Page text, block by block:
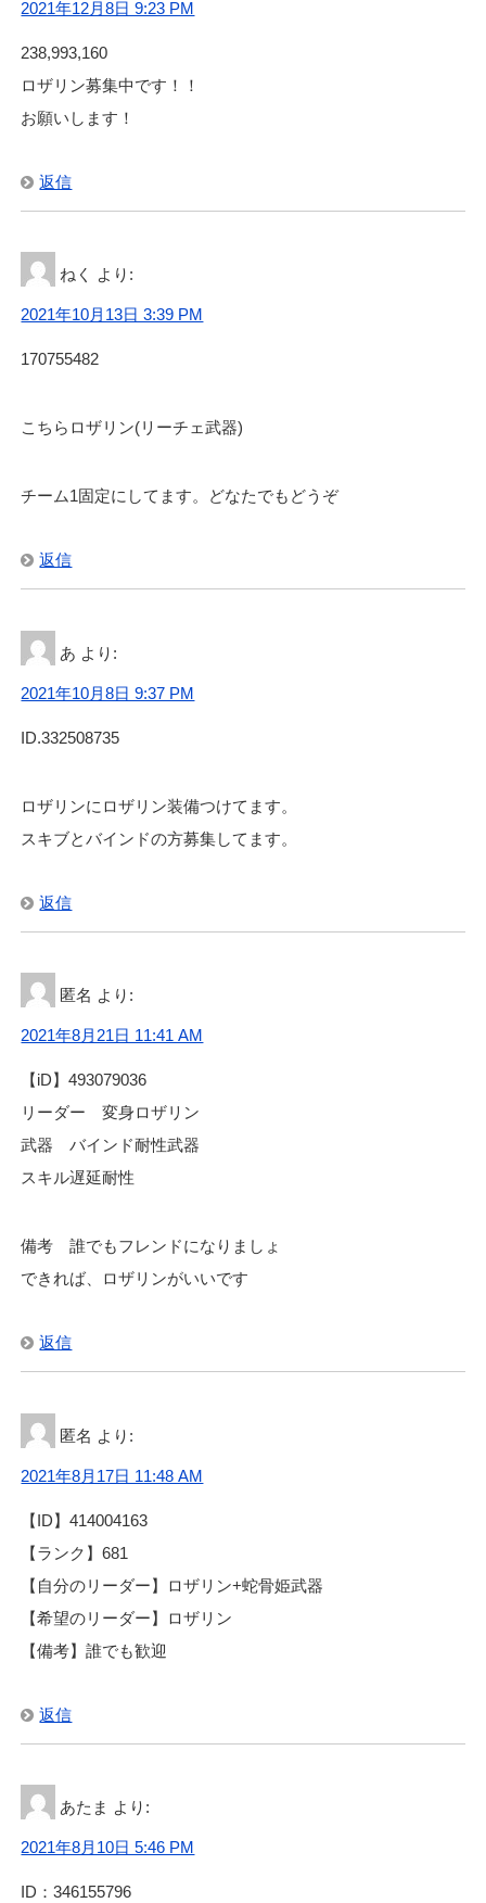
2021年12月8日 9:23 PM
238,993,160
ロザリン募集中です！！
お願いします！
返信
ねく より:
2021年10月13日 3:39 PM
170755482
こちらロザリン(リーチェ武器)
チーム1固定にしてます。どなたでもどうぞ
返信
あ より:
2021年10月8日 9:37 PM
ID.332508735
ロザリンにロザリン装備つけてます。
スキブとバインドの方募集してます。
返信
匿名 より:
2021年8月21日 11:41 AM
【iD】493079036
リーダー 変身ロザリン
武器 バインド耐性武器
スキル遅延耐性
備考 誰でもフレンドになりましょ
できれば、ロザリンがいいです
返信
匿名 より:
2021年8月17日 11:48 AM
【ID】414004163
【ランク】681
【自分のリーダー】ロザリン+蛇骨姫武器
【希望のリーダー】ロザリン
【備考】誰でも歓迎
返信
あたま より:
2021年8月10日 5:46 PM
ID：346155796